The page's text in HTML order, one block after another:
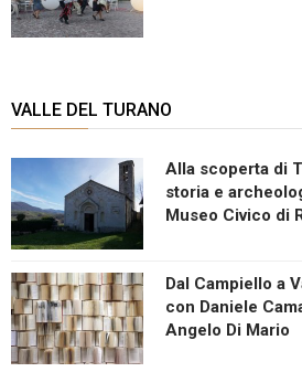
VALLE DEL TURANO
Alla scoperta di
storia e
Museo Civico di
Dal Campiello a
con Daniele
Angelo Di Mario